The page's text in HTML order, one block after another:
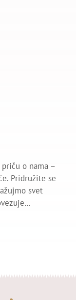
o nama –
Pridružite se
svet